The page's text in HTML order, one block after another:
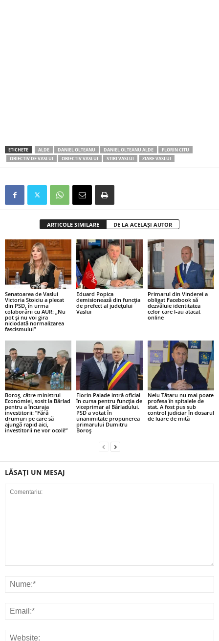
ETICHETE ALDE DANIEL OLTEANU DANIEL OLTEANU ALDE
FLORIN CITU
OBIECTIV DE VASLUI
OBIECTIV VASLUI STIRI VASLUI ZIARE VASLUI
ARTICOLE SIMILARE DE LA ACELAȘI AUTOR
Senatoarea de Vaslui
Victoria Stoiciu a plecat
din PSD, în urma
colaborării cu AUR: „Nu
pot și nu voi gira
niciodată normalizarea
fascismului”
Eduard Popica
demisionează din funcția
de prefect al județului
Vaslui
Primarul din Vinderei a
obligat Facebook să
dezvăluie identitatea
celor care l-au atacat
online
Boroș, către ministrul
Economiei, sosit la Bârlad
pentru a încuraja
investitorii: ”Fără
drumuri pe care să
ajungă rapid aici,
investitorii ne vor ocoli!”
Florin Palade intră oficial
în cursa pentru funcția de
viceprimar al Bârladului.
PSD a votat în
unanimitate propunerea
primarului Dumitru
Boroș
Nelu Tătaru nu mai poate
profesa în spitalele de
stat. A fost pus sub
control judiciar în dosarul
de luare de mită
LĂSAȚI UN MESAJ